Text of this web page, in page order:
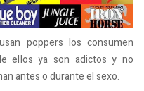
poppers los consumen
ellos ya son adictos y no
antes o durante el sexo.